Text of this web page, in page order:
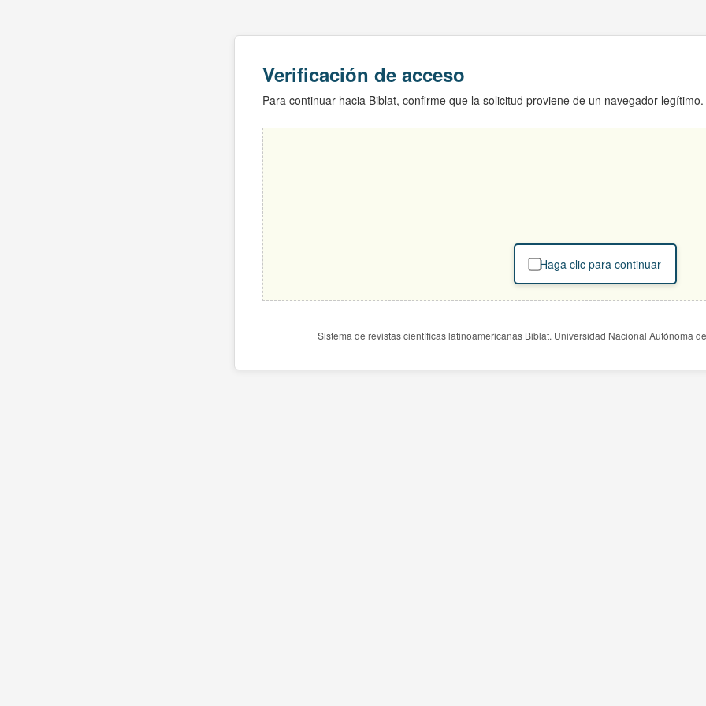
Verificación de acceso
Para continuar hacia Biblat, confirme que la solicitud proviene de un navegador legítimo.
Haga clic para continuar
Sistema de revistas científicas latinoamericanas Biblat. Universidad Nacional Autónoma